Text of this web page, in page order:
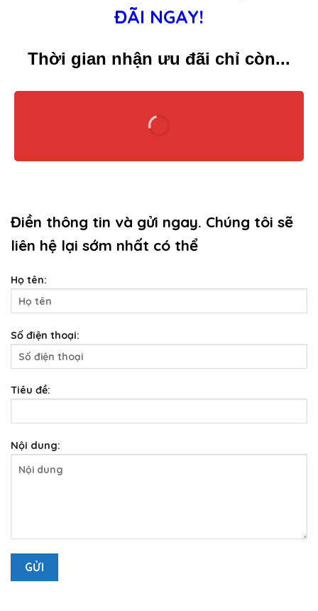
ĐÃI NGAY!
Thời gian nhận ưu đãi chỉ còn...
Điền thông tin và gửi ngay. Chúng tôi sẽ
liên hệ lại sớm nhất có thể
Họ tên:
Số điện thoại:
Tiêu đề:
Nội dung: